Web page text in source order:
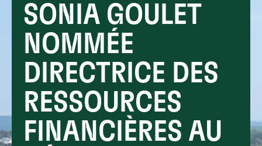
SONIA GOULET
NOMMÉE
DIRECTRICE DES
RESSOURCES
FINANCIÈRES AU